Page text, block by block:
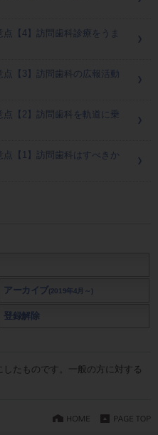
【4】訪問歯科診療をうま
【3】訪問歯科の広報活動
【2】訪問歯科を軌道に乗
【1】訪問歯科はすべきか
アーカイブ(2019年4月～)
登録解除
たものです。一般の方に対する